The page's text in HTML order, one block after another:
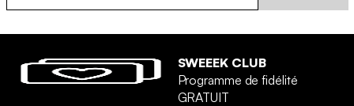
SWEEEK CLUB
Programme de fidélité
GRATUIT